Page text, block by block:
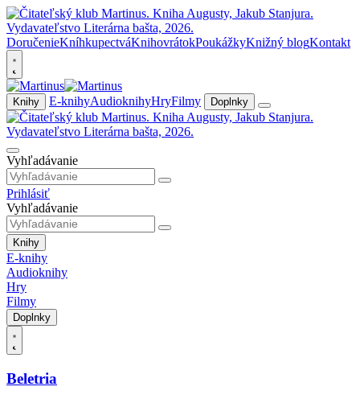
DoručenieKníhkupectváKnihovrátokPoukážkyKnižný blogKontakt
Knihy E-knihyAudioknihyHryFilmy Doplnky
Vyhľadávanie
Prihlásiť
Vyhľadávanie
Knihy
E-knihy
Audioknihy
Hry
Filmy
Doplnky
Beletria